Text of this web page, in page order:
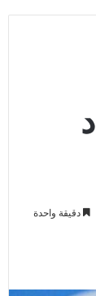
دقيقة واحدة